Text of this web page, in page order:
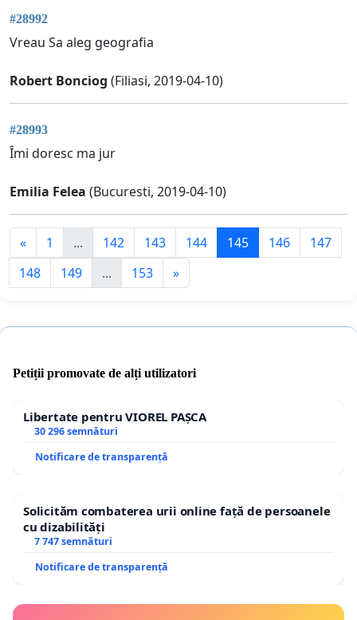
#28992
Vreau Sa aleg geografia
Robert Bonciog (Filiasi, 2019-04-10)
#28993
Îmi doresc ma jur
Emilia Felea (Bucuresti, 2019-04-10)
« 1 ... 142 143 144 145 146
147
148
149 ... 153 »
Petiții promovate de alți utilizatori
Libertate pentru VIOREL PAȘCA
30 296 semnături
Notificare de transparență
Solicităm combaterea urii online față de persoanele
cu dizabilități
7 747 semnături
Notificare de transparență